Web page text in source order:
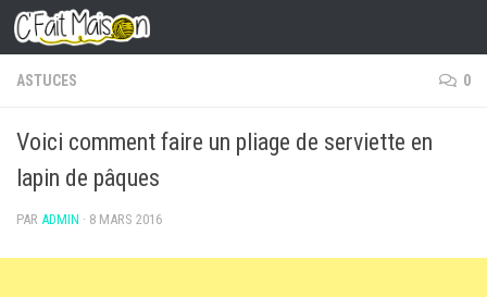
Skip to content
ASTUCES 0
Voici comment faire un pliage de serviette en
lapin de pâques
PAR ADMIN · 8 MARS 2016